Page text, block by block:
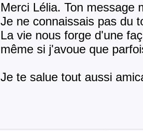
Merci Lélia. Ton message
Je ne connaissais pas du
La vie nous forge d'une
même si j'avoue que
Je te salue tout aussi